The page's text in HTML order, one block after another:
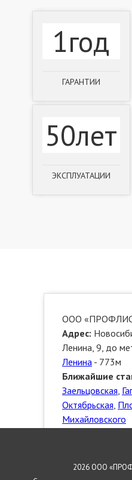
1год
ГАРАНТИИ
50лет
ЭКСПЛУАТАЦИИ
ООО
Адрес:
Ленина, 9, до
Ленина - 773м
Ближайшие
Заельцовская,
Октябрьская,
Михайловского
http://
2026 ООО